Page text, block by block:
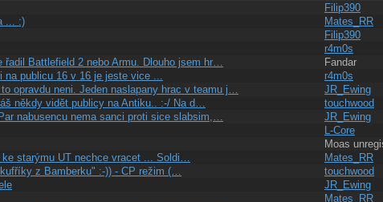
Filip390
... :) Mates_RR
Filip390
r4m0s
Battlefield 2 nebo Armu. Dlouho jsem hr… Fandar
publicu 16 v 16 je jeste vice ... r4m0s
opravdu neni. Jeden naslapany hrac v teamu j… JR_Ewing
někdy vidět publicy na Antiku.. :-/ Na d… touchwood
nabusencu nema sanci proti sice slabsim,… JR_Ewing
L-Core
Moas
starýmu UT nechce vracet ... Soldi… Mates_RR
z Bamberku" :-)) - CP režim (… touchwood
JR_Ewing
Mates_RR